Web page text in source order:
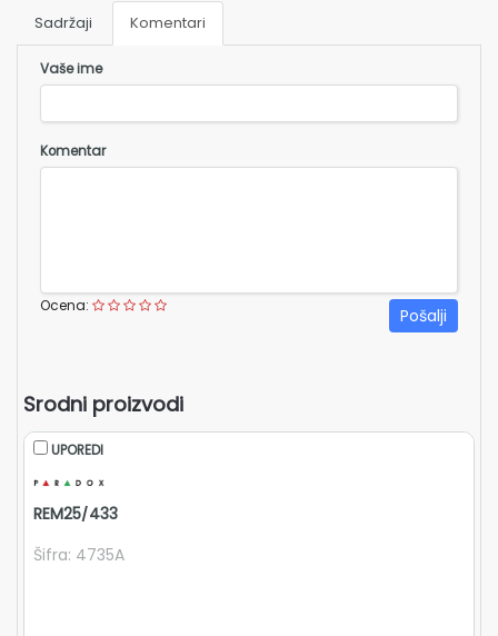
Sadržaji Komentari
Vaše ime
Komentar
Ocena: Pošalji
Srodni proizvodi
UPOREDI
REM25/433
Šifra: 4735A